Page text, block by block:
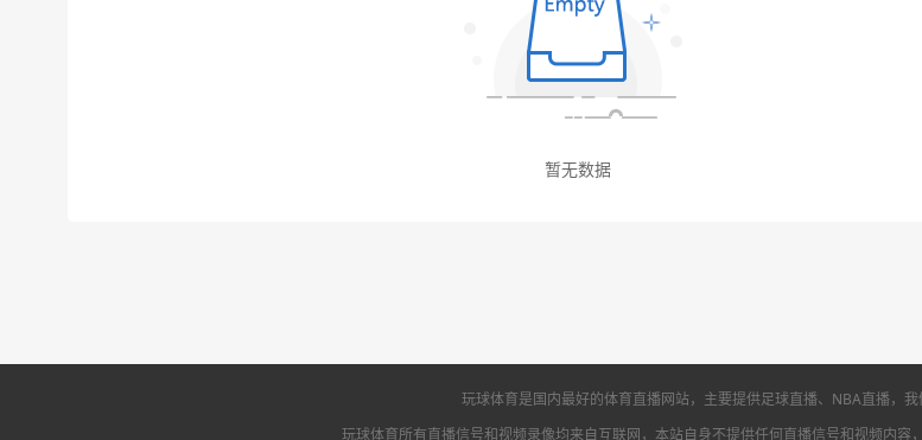
玩球体育是国内最好的体育直播网站，主要提供足球直播、NBA直播，
玩球体育所有直播信号和视频录像均来自互联网，本站自身不提供任何直播信号和视频内容